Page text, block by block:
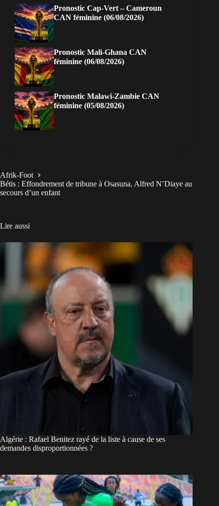
Pronostic Cap-Vert – Cameroun
CAN féminine (06/08/2026)
Pronostic Mali-Ghana CAN
féminine (06/08/2026)
Pronostic Malawi-Zambie CAN
féminine (05/08/2026)
Afrik-Foot
Bétis : Effondrement de tribune à Osasuna, Alfred N’Diaye au
secours d’un enfant
Lire aussi
Algérie : Rafael Benitez rayé de la liste à cause de ses
demandes disproportionnées ?